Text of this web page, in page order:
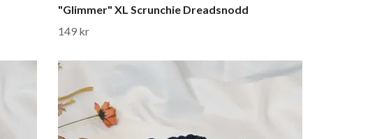
"Glimmer" XL Scrunchie Dreadsnodd
149 kr